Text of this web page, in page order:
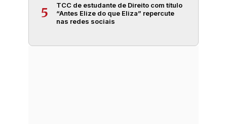
5
TCC de estudante de Direito com título
“Antes Elize do que Eliza” repercute
nas redes sociais